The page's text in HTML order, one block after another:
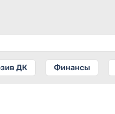
ДК Финансы